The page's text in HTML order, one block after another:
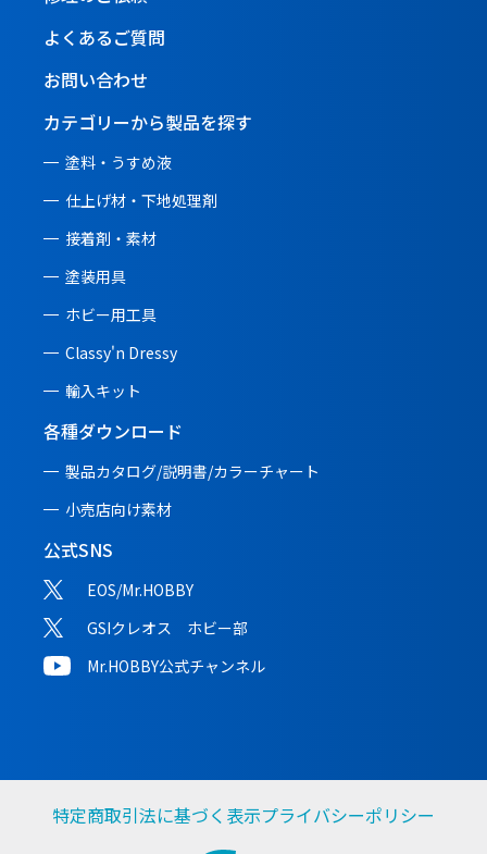
よくあるご質問
お問い合わせ
カテゴリーから製品を探す
塗料・うすめ液
仕上げ材・下地処理剤
接着剤・素材
塗装用具
ホビー用工具
Classy'n Dressy
輸入キット
各種ダウンロード
製品カタログ/説明書/カラーチャート
小売店向け素材
公式SNS
EOS/Mr.HOBBY
GSIクレオス ホビー部
Mr.HOBBY公式チャンネル
特定商取引法に基づく表示プライバシーポリシー